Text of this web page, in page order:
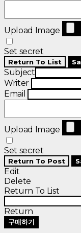
Upload Image
Set secret
Return To List
Subject
Writer
Email
Upload Image
Set secret
Return To Post
Edit
Delete
Return To List
Return
구매하기